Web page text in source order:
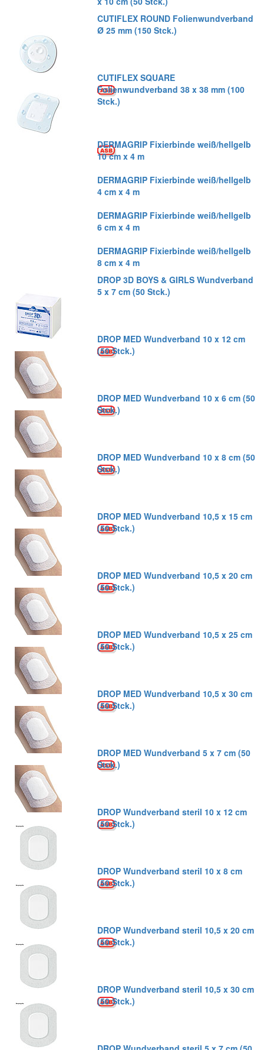
CUTIFLEX ROUND Folienwundverband
Ø 25 mm (150 Stck.)
CUTIFLEX SQUARE
Folienwundverband 38 x 38 mm (100
Stck.)
DERMAGRIP Fixierbinde weiß/hellgelb
10 cm x 4 m
DERMAGRIP Fixierbinde weiß/hellgelb
4 cm x 4 m
DERMAGRIP Fixierbinde weiß/hellgelb
6 cm x 4 m
DERMAGRIP Fixierbinde weiß/hellgelb
8 cm x 4 m
DROP 3D BOYS & GIRLS Wundverband
5 x 7 cm (50 Stck.)
DROP MED Wundverband 10 x 12 cm
(50 Stck.)
DROP MED Wundverband 10 x 6 cm (50
Stck.)
DROP MED Wundverband 10 x 8 cm (50
Stck.)
DROP MED Wundverband 10,5 x 15 cm
(50 Stck.)
DROP MED Wundverband 10,5 x 20 cm
(50 Stck.)
DROP MED Wundverband 10,5 x 25 cm
(50 Stck.)
DROP MED Wundverband 10,5 x 30 cm
(50 Stck.)
DROP MED Wundverband 5 x 7 cm (50
Stck.)
DROP Wundverband steril 10 x 12 cm
(50 Stck.)
DROP Wundverband steril 10 x 8 cm
(50 Stck.)
DROP Wundverband steril 10,5 x 20 cm
(50 Stck.)
DROP Wundverband steril 10,5 x 30 cm
(50 Stck.)